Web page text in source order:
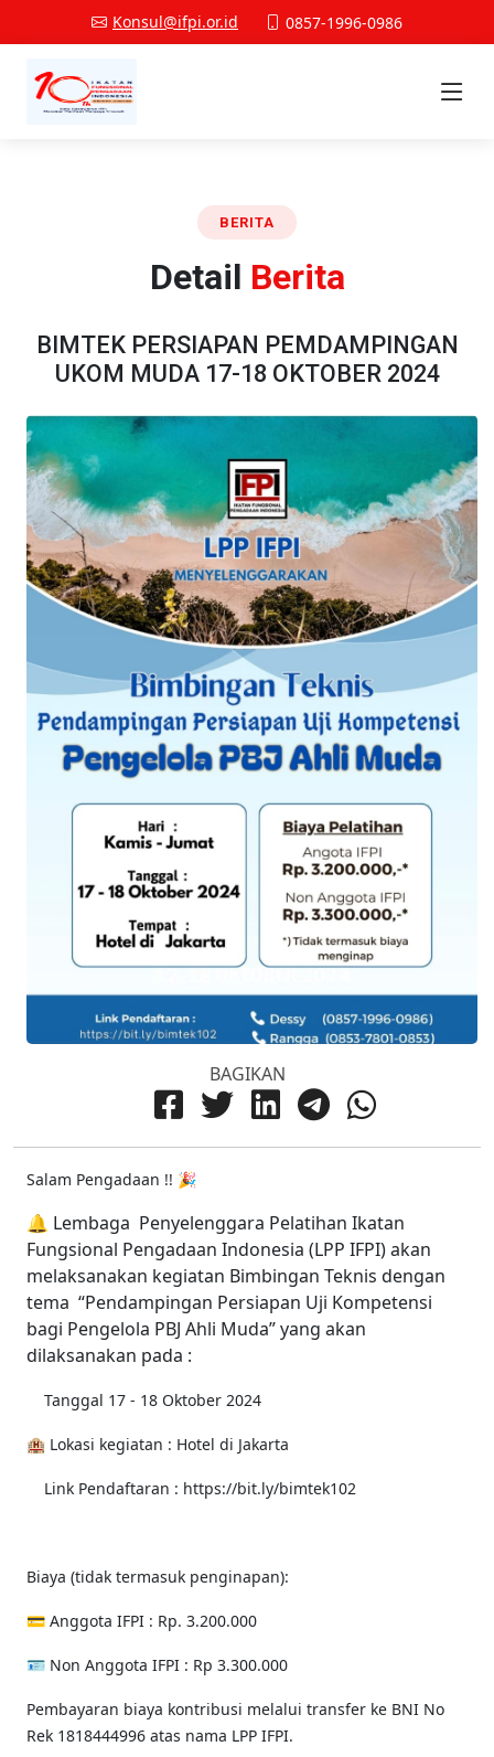
Konsul@ifpi.or.id 0857-1996-0986
BERITA
Detail Berita
BIMTEK PERSIAPAN PEMDAMPINGAN
UKOM MUDA 17-18 OKTOBER 2024
BAGIKAN
Salam Pengadaan !! 🎉
🔔 Lembaga Penyelenggara Pelatihan Ikatan
Fungsional Pengadaan Indonesia (LPP IFPI) akan
melaksanakan kegiatan Bimbingan Teknis dengan
tema “Pendampingan Persiapan Uji Kompetensi
bagi Pengelola PBJ Ahli Muda” yang akan
dilaksanakan pada :
Tanggal 17 - 18 Oktober 2024
🏨 Lokasi kegiatan : Hotel di Jakarta
Link Pendaftaran : https://bit.ly/bimtek102
Biaya (tidak termasuk penginapan):
💳 Anggota IFPI : Rp. 3.200.000
🪪 Non Anggota IFPI : Rp 3.300.000
Pembayaran biaya kontribusi melalui transfer ke BNI No
Rek 1818444996 atas nama LPP IFPI.